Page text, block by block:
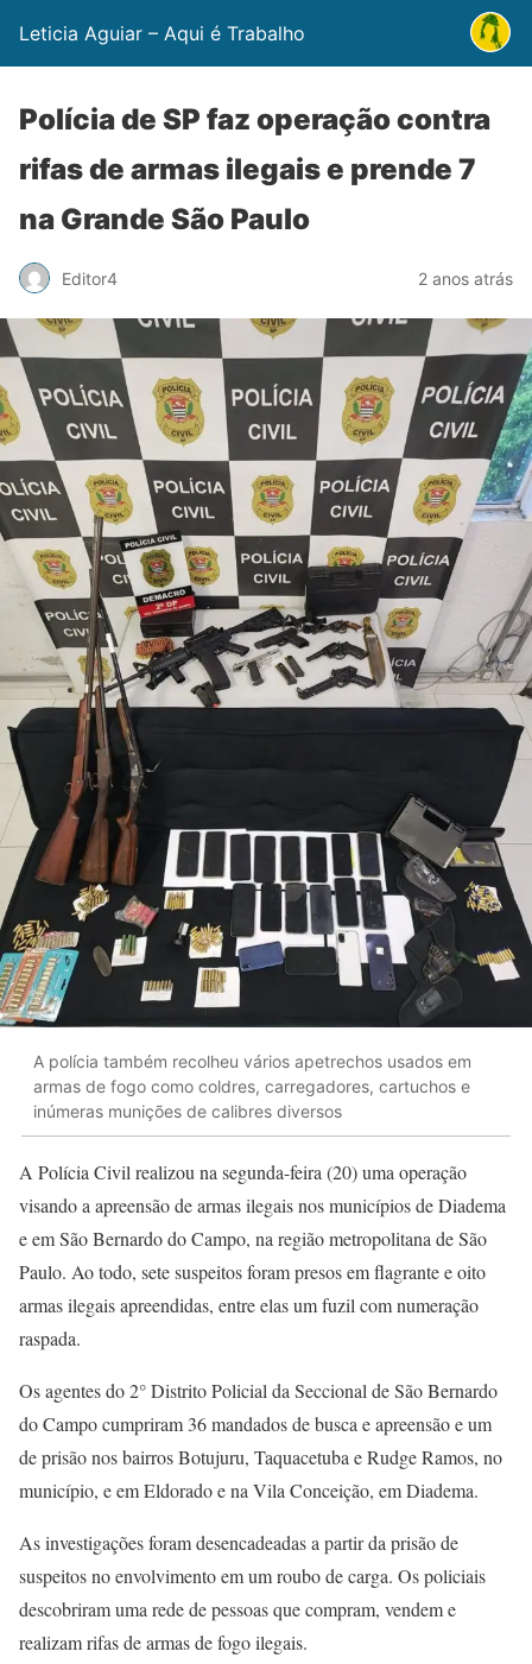
Leticia Aguiar – Aqui é Trabalho
Polícia de SP faz operação contra
rifas de armas ilegais e prende 7
na Grande São Paulo
Editor4 2 anos atrás
A polícia também recolheu vários apetrechos usados em
armas de fogo como coldres, carregadores, cartuchos e
inúmeras munições de calibres diversos
A Polícia Civil realizou na segunda-feira (20) uma operação
visando a apreensão de armas ilegais nos municípios de Diadema
e em São Bernardo do Campo, na região metropolitana de São
Paulo. Ao todo, sete suspeitos foram presos em flagrante e oito
armas ilegais apreendidas, entre elas um fuzil com numeração
raspada.
Os agentes do 2° Distrito Policial da Seccional de São Bernardo
do Campo cumpriram 36 mandados de busca e apreensão e um
de prisão nos bairros Botujuru, Taquacetuba e Rudge Ramos, no
município, e em Eldorado e na Vila Conceição, em Diadema.
As investigações foram desencadeadas a partir da prisão de
suspeitos no envolvimento em um roubo de carga. Os policiais
descobriram uma rede de pessoas que compram, vendem e
realizam rifas de armas de fogo ilegais.